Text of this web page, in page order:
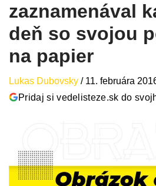
zaznamenával
deň so svojou
na papier
Lukas Dubovsky / 11. februára
Pridaj si vedelisteze.sk do